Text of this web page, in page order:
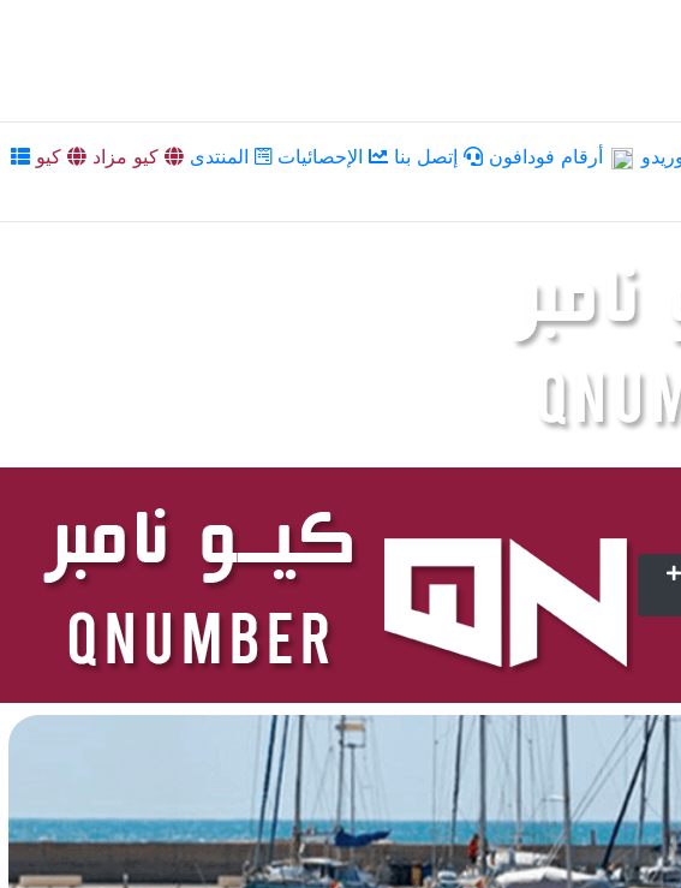
أرقام فودافون إتصل بنا الإحصائيات المنتدى كيو مزاد
كيو
أضف رقم